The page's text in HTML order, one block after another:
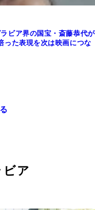
ビア界の国宝・斎藤恭代が
った表現を次は映画につな
ア